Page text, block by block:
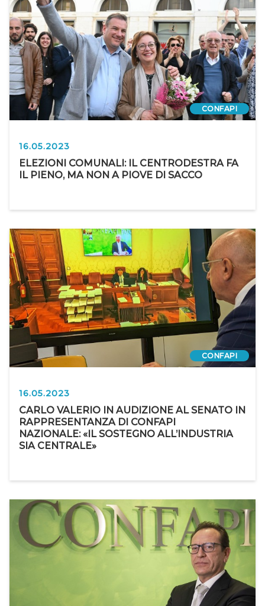
CONFAPI
16.05.2023
ELEZIONI COMUNALI: IL CENTRODESTRA FA
IL PIENO, MA NON A PIOVE DI SACCO
CONFAPI
16.05.2023
CARLO VALERIO IN AUDIZIONE AL SENATO IN
RAPPRESENTANZA DI CONFAPI
NAZIONALE: «IL SOSTEGNO ALL’INDUSTRIA
SIA CENTRALE»